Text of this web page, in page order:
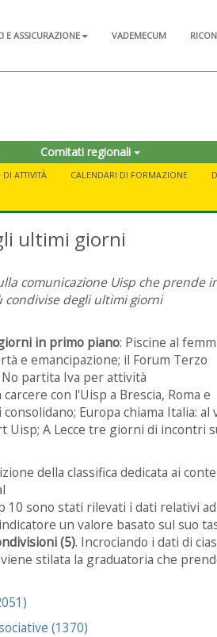
E ASSICURAZIONE VADEMECUM
Comitati regionali
ATTIVITÀ CALENDARI DI FORMAZIONE
ultimi giorni
comunicazione Uisp che prende
condivise degli ultimi giorni
in primo piano: Piscine al
e emancipazione; il Forum Terzo
partita Iva per attività
con l'Uisp a Brescia, Roma e
Europa chiama Italia: al
Uisp; A Lecce tre giorni di incontri
della classifica dedicata ai
10 sono stati rilevati i dati relativi ad
un valore basato sul suo
(5). Incrociando i dati di
stilata la graduatoria che
(1370)